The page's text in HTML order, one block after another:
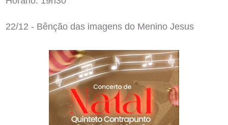
22/12 - Bênção das imagens do Menino Jesus